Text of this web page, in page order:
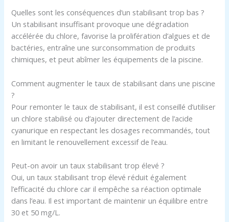
Quelles sont les conséquences d’un stabilisant trop bas ?
Un stabilisant insuffisant provoque une dégradation
accélérée du chlore, favorise la prolifération d’algues et de
bactéries, entraîne une surconsommation de produits
chimiques, et peut abîmer les équipements de la piscine.
Comment augmenter le taux de stabilisant dans une piscine
?
Pour remonter le taux de stabilisant, il est conseillé d’utiliser
un chlore stabilisé ou d’ajouter directement de l’acide
cyanurique en respectant les dosages recommandés, tout
en limitant le renouvellement excessif de l’eau.
Peut-on avoir un taux stabilisant trop élevé ?
Oui, un taux stabilisant trop élevé réduit également
l’efficacité du chlore car il empêche sa réaction optimale
dans l’eau. Il est important de maintenir un équilibre entre
30 et 50 mg/L.